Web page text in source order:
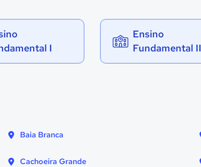
I
Ensino
Fundamental II
Baia Branca
Cachoeira Grande